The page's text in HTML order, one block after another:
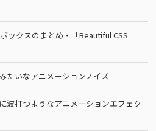
ックスのまとめ・「Beautiful CSS
たいなアニメーションノイズ
波打つようなアニメーションエフェク